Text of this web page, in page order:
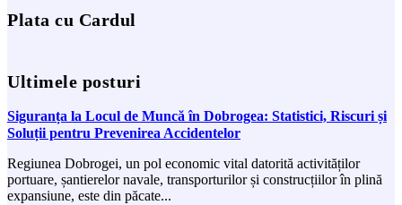
Plata cu Cardul
Ultimele posturi
Siguranța la Locul de Muncă în Dobrogea: Statistici, Riscuri și
Soluții pentru Prevenirea Accidentelor
Regiunea Dobrogei, un pol economic vital datorită activităților
portuare, șantierelor navale, transporturilor și construcțiilor în plină
expansiune, este din păcate...